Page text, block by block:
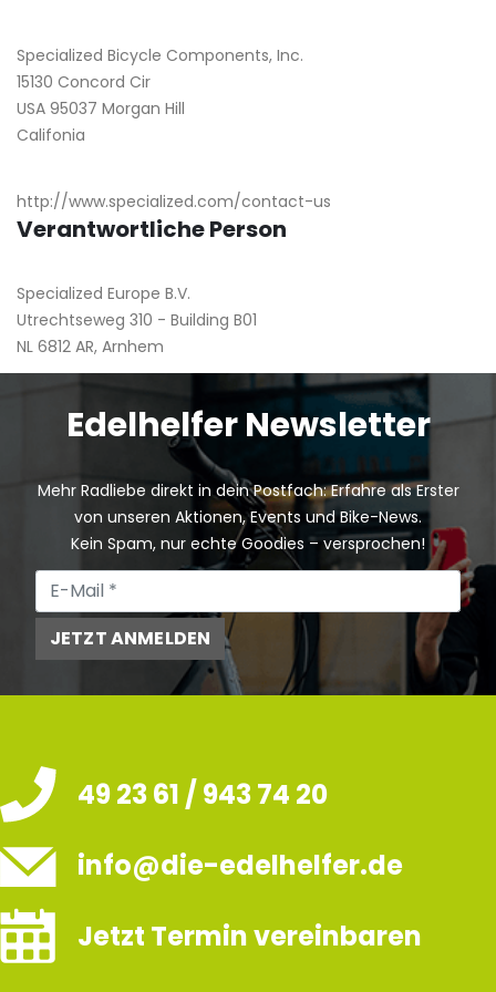
Specialized Bicycle Components, Inc.
15130 Concord Cir
USA 95037 Morgan Hill
Califonia
http://www.specialized.com/contact-us
Verantwortliche Person
Specialized Europe B.V.
Utrechtseweg 310 - Building B01
NL 6812 AR, Arnhem
Edelhelfer Newsletter
Mehr Radliebe direkt in dein Postfach: Erfahre als Erster
von unseren Aktionen, Events und Bike-News.
Kein Spam, nur echte Goodies – versprochen!
JETZT ANMELDEN
49 23 61 / 943 74 20
info@die-edelhelfer.de
Jetzt Termin vereinbaren